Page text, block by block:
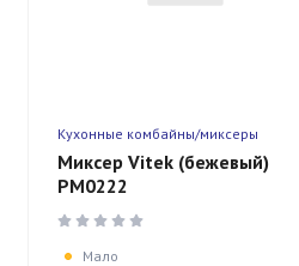
Кухонные комбайны/миксеры
Миксер Vitek (бежевый)
PM0222
Мало